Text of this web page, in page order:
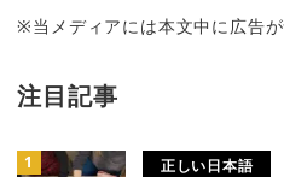
※当メディアには本文中に広告
注目記事
正しい日本語